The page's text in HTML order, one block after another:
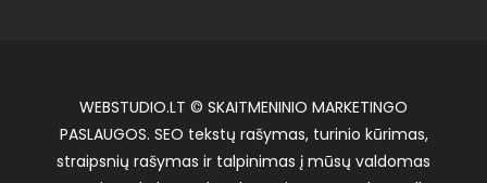
WEBSTUDIO.LT © SKAITMENINIO MARKETINGO
PASLAUGOS. SEO tekstų rašymas, turinio kūrimas,
straipsnių rašymas ir talpinimas į mūsų valdomas